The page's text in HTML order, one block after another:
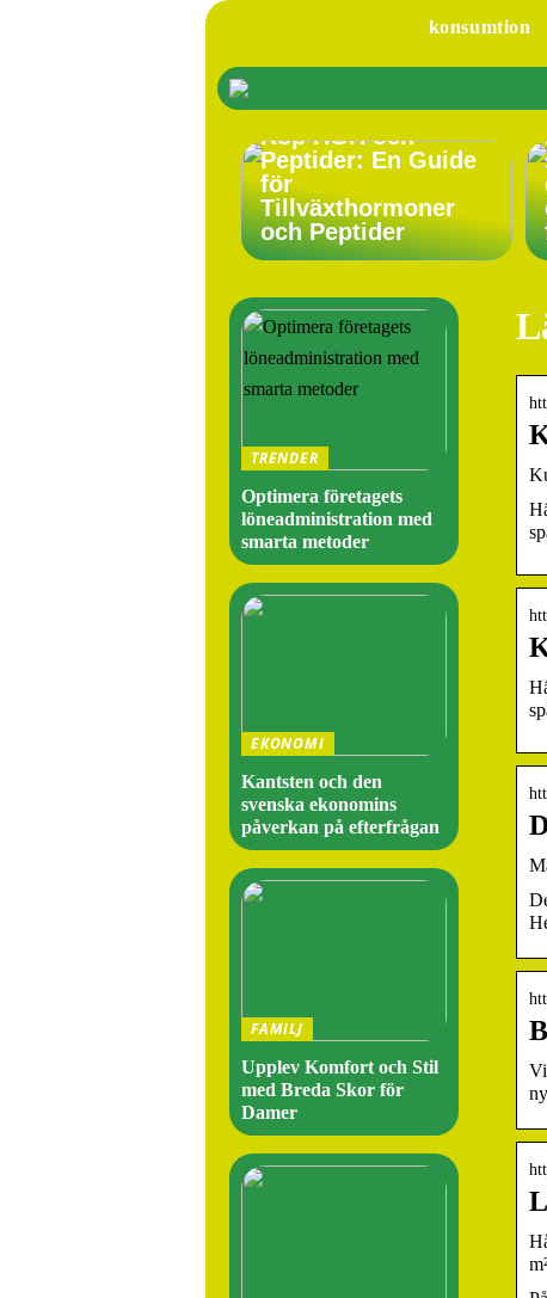
konsumtion
Köp HGH och
Peptider: En Guide
för
Tillväxthormoner
och Peptider
TRENDER
Optimera företagets
löneadministration med
smarta metoder
EKONOMI
Kantsten och den
svenska ekonomins
påverkan på efterfrågan
FAMILJ
Upplev Komfort och Stil
med Breda Skor för
Damer